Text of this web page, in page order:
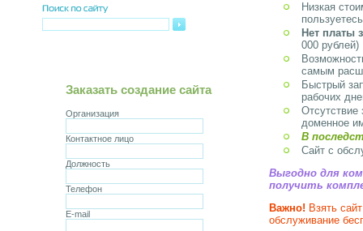
Заказать создание сайта
Организация
Контактное лицо
Должность
Телефон
E-mail
Низкая
Нет платы
000 рублей)
самым
Быстрый
рабочих
Отсутствие
доменное
В
Сайт с
Выгодно для
получить
Важно! Взять
обслуживание